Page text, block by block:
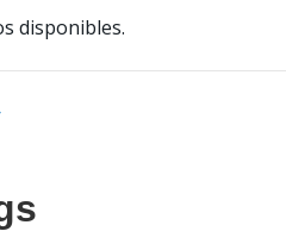
disponibles.